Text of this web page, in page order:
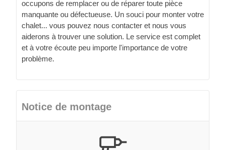
occupons de remplacer ou de réparer toute pièce
manquante ou défectueuse. Un souci pour monter votre
chalet... vous pouvez nous contacter et nous vous
aiderons à trouver une solution. Le service est complet
et à votre écoute peu importe l'importance de votre
problème.
Notice de montage